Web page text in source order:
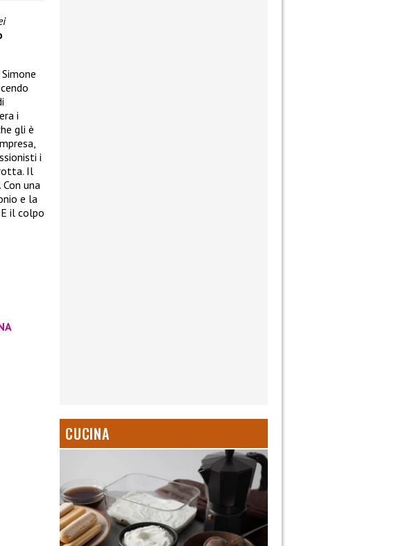
i
gli è
i
Il
una
e la
il colpo
CUCINA